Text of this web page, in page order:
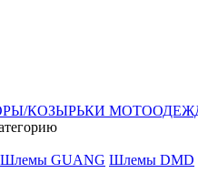
КОЗЫРЬКИ
Шлемы GUANG Шлемы DMD